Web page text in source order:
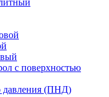
с поверхностью
давления (ПНД)